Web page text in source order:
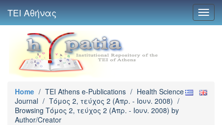
ΤΕΙ Αθήνας
Home / TEI Athens e-Publications / Health Science
Journal / Τόμος 2, τεύχος 2 (Απρ. - Ιουν. 2008) /
Browsing Τόμος 2, τεύχος 2 (Απρ. - Ιουν. 2008) by
Author/Creator